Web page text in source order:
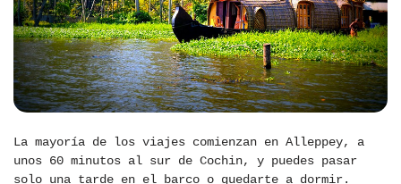
La mayoría de los viajes comienzan en Alleppey, a
unos 60 minutos al sur de Cochin, y puedes pasar
solo una tarde en el barco o quedarte a dormir.